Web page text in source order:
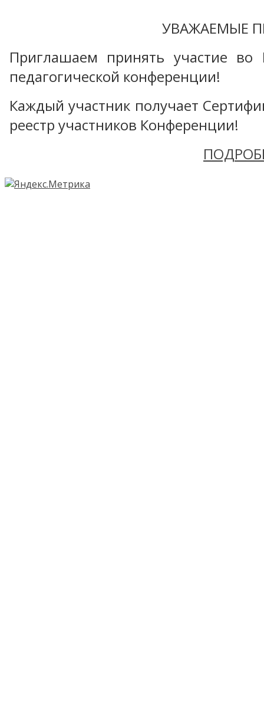
УВАЖАЕМЫЕ
Приглашаем принять участие во
педагогической конференции!
Каждый участник получает
реестр участников Конференции!